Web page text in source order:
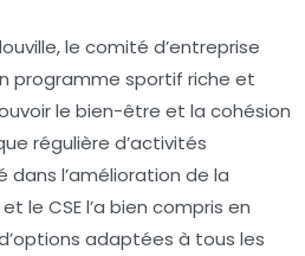
le comité d’entreprise
programme sportif riche et
le bien-être et la cohésion
régulière d’activités
dans l’amélioration de la
le CSE l’a bien compris en
adaptées à tous les